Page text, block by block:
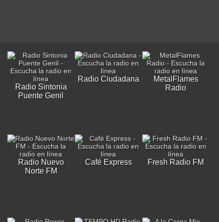
Radio Sintonia
Puente Genil
Radio Ciudadana
MetalFlames
Radio
Radio Nuevo
Norte FM
Café Express Fresh Radio FM